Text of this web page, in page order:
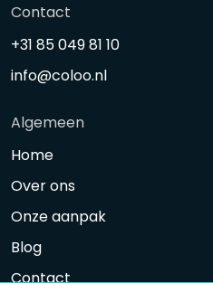
Contact
+31 85 049 81 10
info@coloo.nl
Algemeen
Home
Over ons
Onze aanpak
Blog
Contact